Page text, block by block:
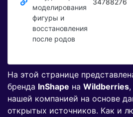
моделирования
фигуры и
восстановления
после родов
34788276
На этой странице
бренда InShape на Wildberries
нашей компанией на основе
открытых источников. Как и